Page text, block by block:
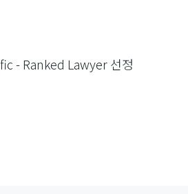
- Ranked Lawyer 선정